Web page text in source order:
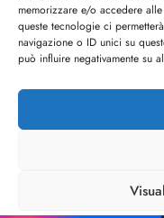
memorizzare e/o accedere
queste tecnologie ci
navigazione o ID unici su
può influire negativamente su